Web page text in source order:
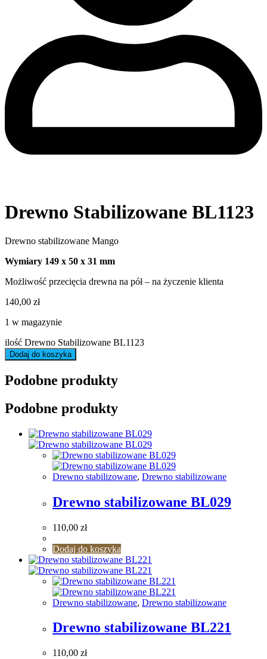
Drewno Stabilizowane BL1123
Drewno stabilizowane Mango
Wymiary 149 x 50 x 31 mm
Możliwość przecięcia drewna na pół – na życzenie klienta
140,00 zł
1 w magazynie
ilość Drewno Stabilizowane BL1123
Dodaj do koszyka
Podobne produkty
Podobne produkty
Drewno stabilizowane, Drewno stabilizowane
Drewno stabilizowane BL029
110,00 zł
Dodaj do koszyka
Drewno stabilizowane, Drewno stabilizowane
Drewno stabilizowane BL221
110,00 zł